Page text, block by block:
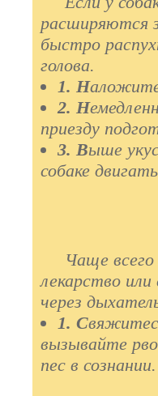
расширяются
быcтpo
голова.
1. Н
2. Н
приезду
3. Выше
собаке
Чаще всего
лекарcтвo
через
1. С
вызывайте
пес в сознании.